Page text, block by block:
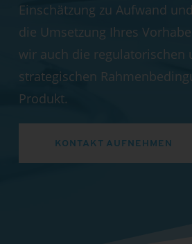
Einschätzung zu Aufwand
die Umsetzung Ihres
wir auch die regulatorischen
strategischen
Produkt.
KONTAKT AUFNEHMEN